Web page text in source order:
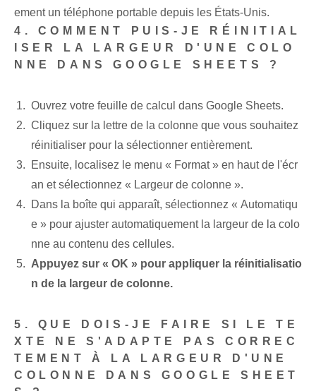
ement un téléphone portable depuis les États-Unis.
4. COMMENT PUIS-JE RÉINITIAL
ISER LA LARGEUR D'UNE COLO
NNE DANS GOOGLE SHEETS ?
Ouvrez votre feuille de calcul dans Google Sheets.
Cliquez sur la lettre de la colonne que vous souhaitez
réinitialiser pour la sélectionner entièrement.
Ensuite, localisez le menu « Format » en haut de l'écr
an et sélectionnez « Largeur de colonne ».
Dans la boîte qui apparaît, sélectionnez « Automatiqu
e » pour ajuster automatiquement la largeur de la colo
nne au contenu des cellules.
Appuyez sur « OK » pour appliquer la réinitialisatio
n de la largeur de colonne.
5. QUE DOIS-JE FAIRE SI LE TE
XTE NE S'ADAPTE PAS CORREC
TEMENT À LA LARGEUR D'UNE
COLONNE DANS GOOGLE SHEET